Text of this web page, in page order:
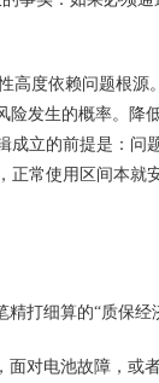
高度依赖问题根源
险发生的概率。降
成立的前提是：问
常使用区间本就
打细算的“质保经
面对电池故障，或